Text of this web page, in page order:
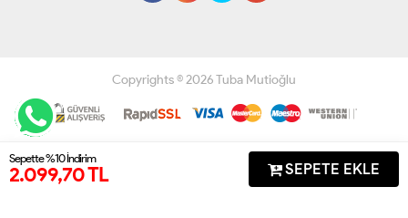
Sepette %10 İndirim
2.099,70 TL SEPETE EKLE
Copyrights © 2026 Tuba Mutioğlu
Geliştir - powered by innovation
Anasayfa Üye Girişi Sipariş Takibi İletişim